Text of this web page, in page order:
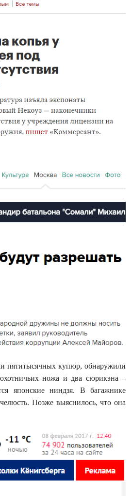
пятитысячных купюр, обнаружили
ножа и два сюрикэна –
японские ниндзя. В багажнике
Позже выяснилось, что она